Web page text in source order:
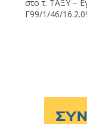
στο τ. ΤΑΞΥ –
Γ99/1/46/